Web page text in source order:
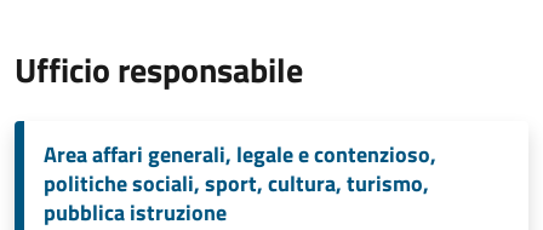
Ufficio responsabile
Area affari generali, legale e contenzioso,
politiche sociali, sport, cultura, turismo,
pubblica istruzione